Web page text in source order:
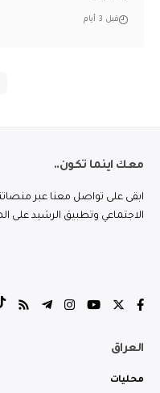
قبل 3 أيام
معك اينما تكون..
ابقى على تواصل معنا عبر
الاجتماعي وتطبيق الرشيد على
العراق
محليات